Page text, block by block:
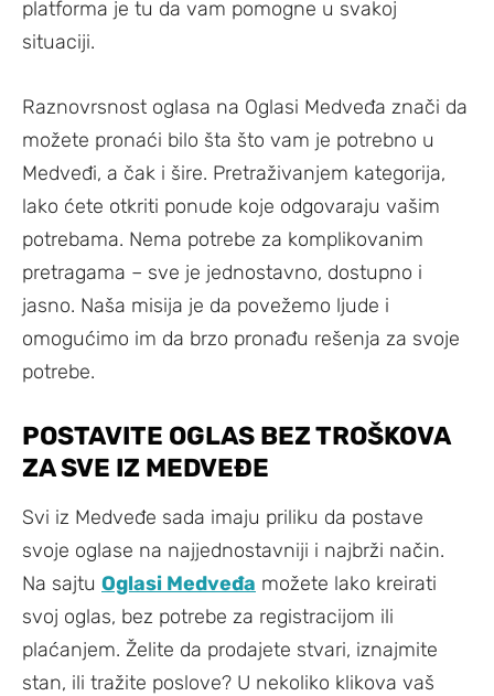
platforma je tu da vam pomogne u svakoj
situaciji.
Raznovrsnost oglasa na Oglasi Medveđa znači da
možete pronaći bilo šta što vam je potrebno u
Medveđi, a čak i šire. Pretraživanjem kategorija,
lako ćete otkriti ponude koje odgovaraju vašim
potrebama. Nema potrebe za komplikovanim
pretragama – sve je jednostavno, dostupno i
jasno. Naša misija je da povežemo ljude i
omogućimo im da brzo pronađu rešenja za svoje
potrebe.
POSTAVITE OGLAS BEZ TROŠKOVA
ZA SVE IZ MEDVEĐE
Svi iz Medveđe sada imaju priliku da postave
svoje oglase na najjednostavniji i najbrži način.
Na sajtu Oglasi Medveđa možete lako kreirati
svoj oglas, bez potrebe za registracijom ili
plaćanjem. Želite da prodajete stvari, iznajmite
stan, ili tražite poslove? U nekoliko klikova vaš